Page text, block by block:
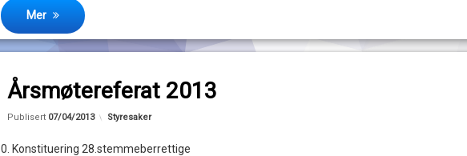
Mer
Årsmøtereferat 2013
Publisert 07/04/2013
Oppdatert
Kategorier:
Styresaker
0. Konstituering 28.stemmeberrettige